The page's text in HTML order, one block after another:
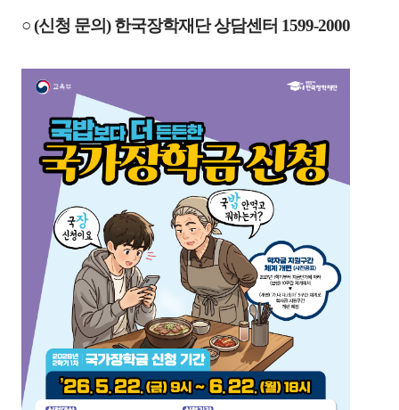
○ (신청 문의) 한국장학재단 상담센터 1599-2000